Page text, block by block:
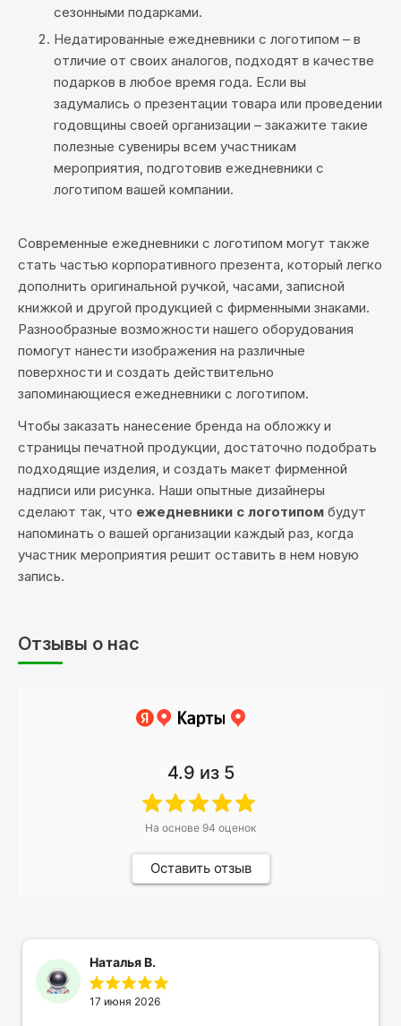
сезонными подарками.
Недатированные ежедневники с логотипом – в
отличие от своих аналогов, подходят в качестве
подарков в любое время года. Если вы
задумались о презентации товара или проведении
годовщины своей организации – закажите такие
полезные сувениры всем участникам
мероприятия, подготовив ежедневники с
логотипом вашей компании.
Современные ежедневники с логотипом могут также
стать частью корпоративного презента, который легко
дополнить оригинальной ручкой, часами, записной
книжкой и другой продукцией с фирменными знаками.
Разнообразные возможности нашего оборудования
помогут нанести изображения на различные
поверхности и создать действительно
запоминающиеся ежедневники с логотипом.
Чтобы заказать нанесение бренда на обложку и
страницы печатной продукции, достаточно подобрать
подходящие изделия, и создать макет фирменной
надписи или рисунка. Наши опытные дизайнеры
сделают так, что ежедневники с логотипом будут
напоминать о вашей организации каждый раз, когда
участник мероприятия решит оставить в нем новую
запись.
Отзывы о нас
4.9 из 5
На основе 94 оценок
Оставить отзыв
Наталья В.
17 июня 2026